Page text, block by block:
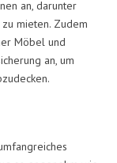
an, darunter
mieten. Zudem
Möbel und
an, um